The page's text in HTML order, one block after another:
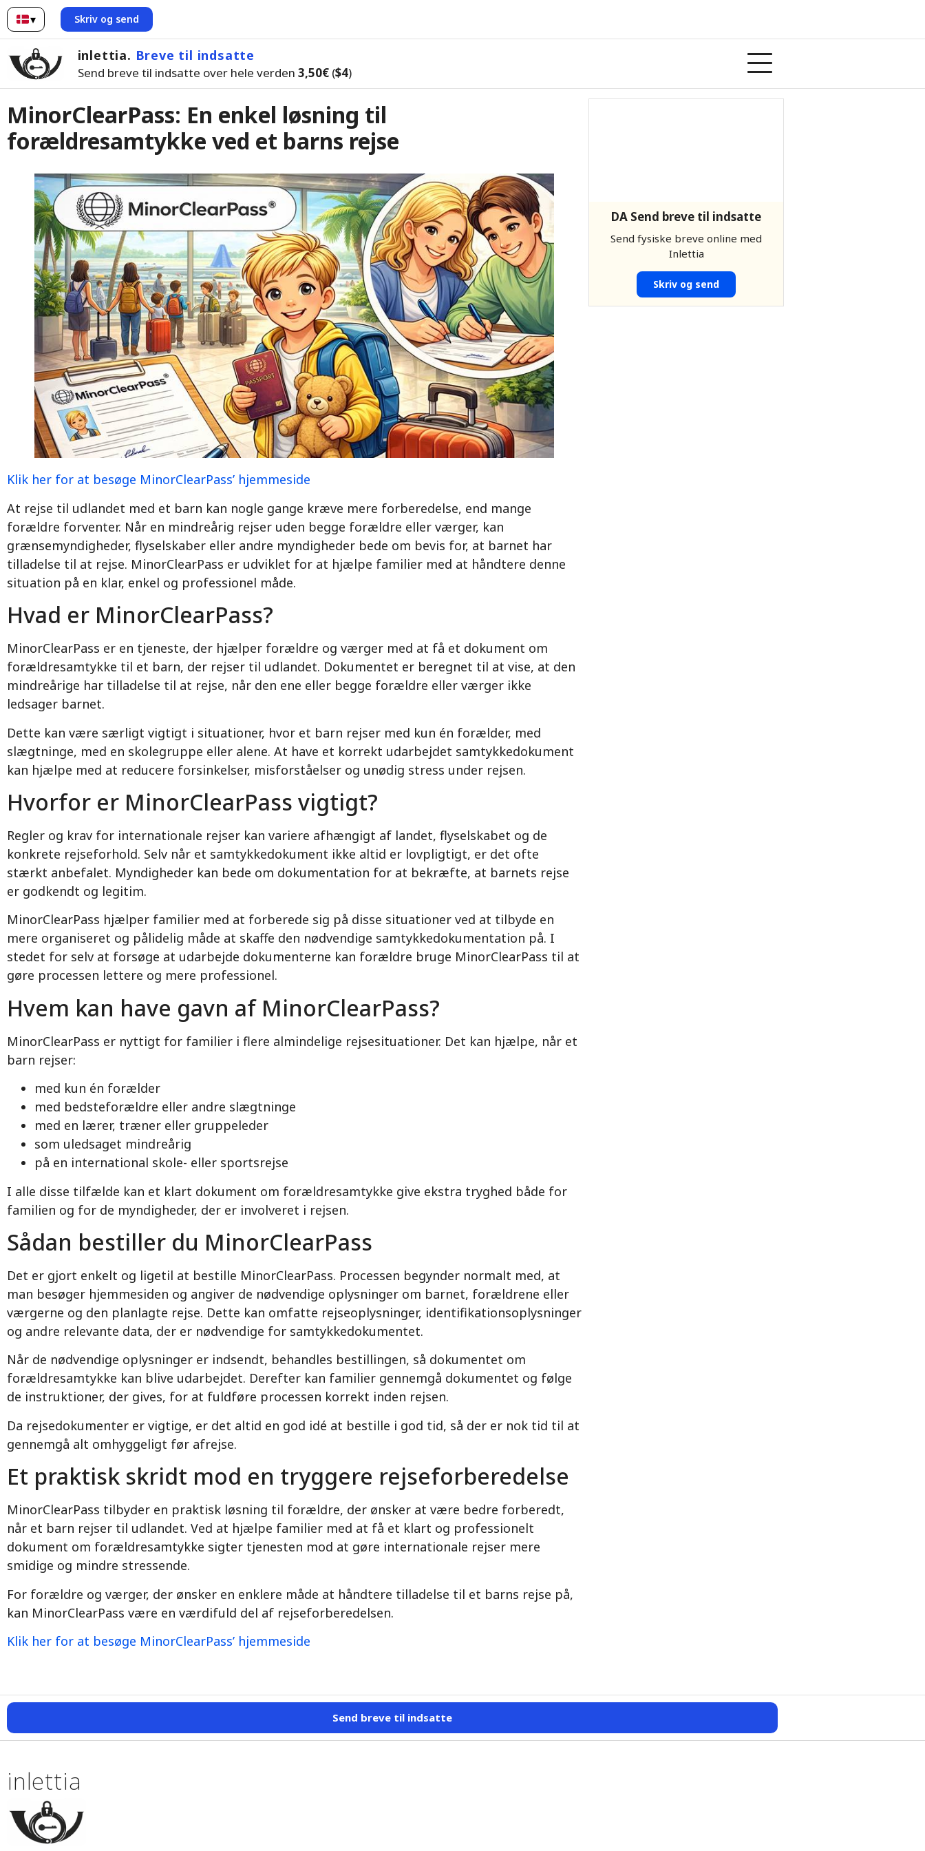
▾
dansk
Skriv og send
inlettia. Breve til indsatte
Send breve til indsatte over hele verden 3,50€ ($4)
MinorClearPass: En enkel løsning til
forældresamtykke ved et barns rejse
Klik her for at besøge MinorClearPass’ hjemmeside
At rejse til udlandet med et barn kan nogle gange kræve mere forberedelse, end mange
forældre forventer. Når en mindreårig rejser uden begge forældre eller værger, kan
grænsemyndigheder, flyselskaber eller andre myndigheder bede om bevis for, at barnet har
tilladelse til at rejse. MinorClearPass er udviklet for at hjælpe familier med at håndtere denne
situation på en klar, enkel og professionel måde.
Hvad er MinorClearPass?
MinorClearPass er en tjeneste, der hjælper forældre og værger med at få et dokument om
forældresamtykke til et barn, der rejser til udlandet. Dokumentet er beregnet til at vise, at den
mindreårige har tilladelse til at rejse, når den ene eller begge forældre eller værger ikke
ledsager barnet.
Dette kan være særligt vigtigt i situationer, hvor et barn rejser med kun én forælder, med
slægtninge, med en skolegruppe eller alene. At have et korrekt udarbejdet samtykkedokument
kan hjælpe med at reducere forsinkelser, misforståelser og unødig stress under rejsen.
Hvorfor er MinorClearPass vigtigt?
Regler og krav for internationale rejser kan variere afhængigt af landet, flyselskabet og de
konkrete rejseforhold. Selv når et samtykkedokument ikke altid er lovpligtigt, er det ofte
stærkt anbefalet. Myndigheder kan bede om dokumentation for at bekræfte, at barnets rejse
er godkendt og legitim.
MinorClearPass hjælper familier med at forberede sig på disse situationer ved at tilbyde en
mere organiseret og pålidelig måde at skaffe den nødvendige samtykkedokumentation på. I
stedet for selv at forsøge at udarbejde dokumenterne kan forældre bruge MinorClearPass til at
gøre processen lettere og mere professionel.
Hvem kan have gavn af MinorClearPass?
MinorClearPass er nyttigt for familier i flere almindelige rejsesituationer. Det kan hjælpe, når et
barn rejser:
med kun én forælder
med bedsteforældre eller andre slægtninge
med en lærer, træner eller gruppeleder
som uledsaget mindreårig
på en international skole- eller sportsrejse
I alle disse tilfælde kan et klart dokument om forældresamtykke give ekstra tryghed både for
familien og for de myndigheder, der er involveret i rejsen.
Sådan bestiller du MinorClearPass
Det er gjort enkelt og ligetil at bestille MinorClearPass. Processen begynder normalt med, at
man besøger hjemmesiden og angiver de nødvendige oplysninger om barnet, forældrene eller
værgerne og den planlagte rejse. Dette kan omfatte rejseoplysninger, identifikationsoplysninger
og andre relevante data, der er nødvendige for samtykkedokumentet.
Når de nødvendige oplysninger er indsendt, behandles bestillingen, så dokumentet om
forældresamtykke kan blive udarbejdet. Derefter kan familier gennemgå dokumentet og følge
de instruktioner, der gives, for at fuldføre processen korrekt inden rejsen.
Da rejsedokumenter er vigtige, er det altid en god idé at bestille i god tid, så der er nok tid til at
gennemgå alt omhyggeligt før afrejse.
Et praktisk skridt mod en tryggere rejseforberedelse
MinorClearPass tilbyder en praktisk løsning til forældre, der ønsker at være bedre forberedt,
når et barn rejser til udlandet. Ved at hjælpe familier med at få et klart og professionelt
dokument om forældresamtykke sigter tjenesten mod at gøre internationale rejser mere
smidige og mindre stressende.
For forældre og værger, der ønsker en enklere måde at håndtere tilladelse til et barns rejse på,
kan MinorClearPass være en værdifuld del af rejseforberedelsen.
Klik her for at besøge MinorClearPass’ hjemmeside
DA Send breve til indsatte
Send fysiske breve online med
Inlettia
Skriv og send
Send breve til indsatte
inlettia